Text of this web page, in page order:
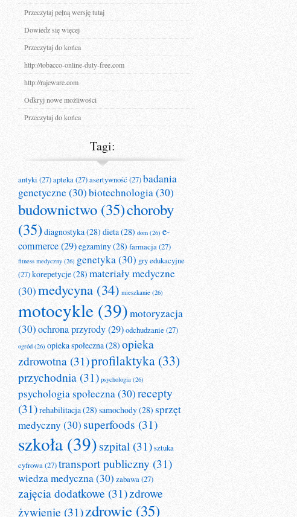
Przeczytaj pełną wersję tutaj
Dowiedz się więcej
Przeczytaj do końca
http://tobacco-online-duty-free.com
http://rajeware.com
Odkryj nowe możliwości
Przeczytaj do końca
Tagi:
antyki(27)apteka(27)asertywność(27)badania
genetyczne(30)biotechnologia(30)
budownictwo (35)choroby
(35) diagnostyka(28) dieta(28) dom (26) e-
commerce(29)egzaminy(28) farmacja(27)
fitness medyczny (26) genetyka(30) gry edukacyjne
(27)korepetycje(28) materiały medyczne
(30)medycyna (34) mieszkanie (26)
motocykle (39)motoryzacja
(30)ochrona przyrody(29)odchudzanie(27)
ogród (26) opieka społeczna(28) opieka
zdrowotna (31)profilaktyka (33)
przychodnia (31) psychologia (26)
psychologia społeczna(30)recepty
(31)rehabilitacja(28) samochody(28) sprzęt
medyczny (30) superfoods (31)
szkoła (39)szpital (31)sztuka
cyfrowa(27)transport publiczny (31)
wiedza medyczna(30) zabawa(27)
zajęcia dodatkowe (31)zdrowe
żywienie (31)zdrowie (35)